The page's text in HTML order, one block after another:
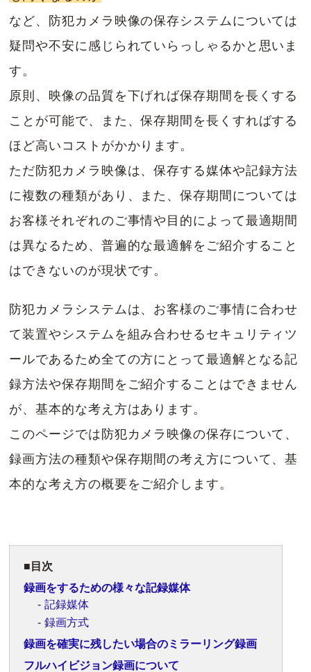
など、防犯カメラ映像の保存システムについては
疑問や不安に感じられていらっしゃるかと思いま
す。
原則、映像の品質を下げれば保存期間を長くする
ことが可能で、また、保存期間を長くすればする
ほど高いコストがかかります。
ただ防犯カメラ映像は、保存する媒体や記録方法
に複数の種類があり、また、保存期間については
お客様それぞれのご事情や目的によって最適期間
は異なるため、普遍的な最適解をご紹介すること
はできないのが現状です。
防犯カメラシステムは、お客様のご事情に合わせ
て装置やシステムを組み合わせるセキュリティツ
ールであるため全ての方にとって最適解となる記
録方法や保存期間をご紹介することはできません
が、基本的な考え方はあります。
このページでは防犯カメラ映像の保存について、
録画方法の種類や保存期間の考え方について、基
本的な考え方の概要をご紹介します。
目次
録画をするための様々な記録媒体
記録媒体
録画方式
録画を確実に残したい場合のミラーリング録画
フルハイビジョン録画について